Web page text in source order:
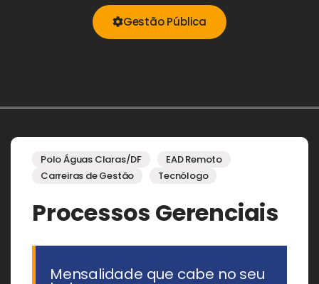
Gestão Pública​
Polo Águas Claras/DF
EAD Remoto
Carreiras de Gestão
Tecnólogo
Processos Gerenciais
Mensalidade que cabe no seu